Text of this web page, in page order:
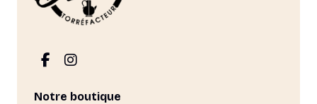
Notre boutique